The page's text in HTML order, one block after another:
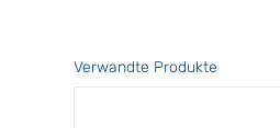
Verwandte Produkte